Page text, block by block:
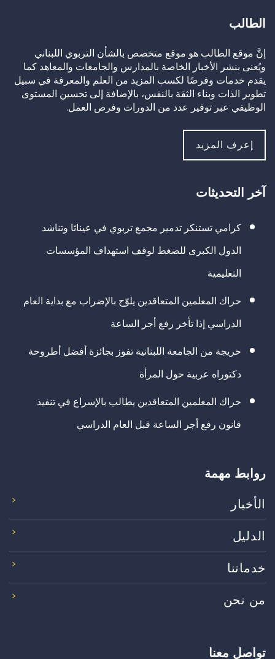
الطالب
إنَّ موقع الطالب هو موقع متخصص بالشأن التربوي اللبناني
ويُعنى بنشر الأخبار الخاصة بالمدارس والجامعات والمعاهد كما
يقدم خدمات وفرصًا لكسب المزيد من العلم والمعرفة في سبيل
تطوير الذات وبناء الثقة بالنفس، بالإضافة إلى تحسين المستوى
الوظيفي عبر توفير عدد من الدورات وفرص العمل.
إعرف المزيد
آخر التحديثات
كرامي تستنكر تدمير مجمع تربوي في عيناثا وتناشد
الدول الكبرى للضغط لوقف استهداف المؤسسات
التعليمية
حراك المعلمين المتعاقدين يلوّح بالإضراب مع بداية العام
الدراسي إذا تأخر رفع أجر الساعة
خريجة من الجامعة اللبنانية تفوز بجائزة أفضل أطروحة
دكتوراه عربية حول المرأة
حراك المعلمين المتعاقدين يطالب بالإسراع في تنفيذ
قانون رفع أجر الساعة قبل العام الدراسي
روابط مهمة
الأخبار
الدليل
خدماتنا
من نحن
تواصل معنا